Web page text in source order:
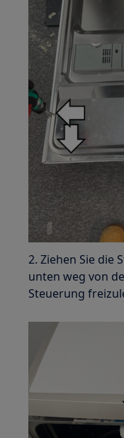
2. Ziehen Sie die
unten weg von
Steuerung